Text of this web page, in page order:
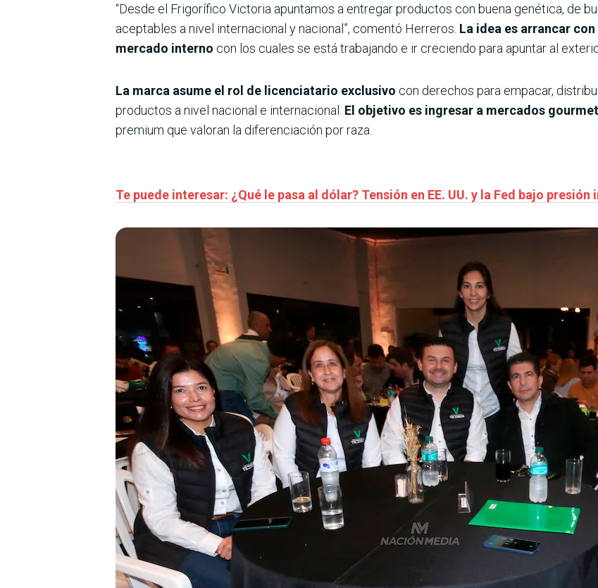
“Desde el Frigorífico Victoria apuntamos a entregar productos con buena genética, de
aceptables a nivel internacional y nacional”, comentó Herreros. La idea es arrancar
mercado interno con los cuales se está trabajando e ir creciendo para apuntar al
La marca asume el rol de licenciatario exclusivo con derechos para empacar,
productos a nivel nacional e internacional. El objetivo es ingresar a mercados gourmet
premium que valoran la diferenciación por raza.
Te puede interesar: ¿Qué le pasa al dólar? Tensión en EE. UU. y la Fed bajo